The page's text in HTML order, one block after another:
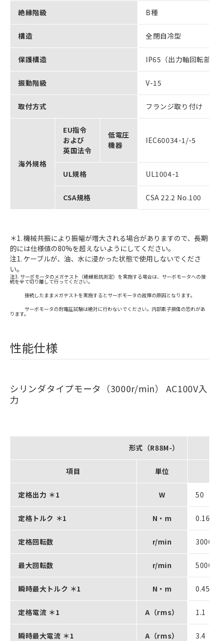
絶縁階級 B種
構造 全閉自冷型
保護構造 IP65（出力軸回転部
振動階級 V-15
取付方式 フランジ取り付け
海外規格
EU指令
および
英国法令
低電圧
機器
IEC60034-1/-5
UL規格 UL1004-1
CSA規格 CSA 22.2 No.100
＊1. 機械共振により振幅が増大される場合がありますので、長期
的には仕様値の80%を超えないようにしてください。
注1. ケーブルが、油、水に浸かった状態で使用しないでくださ
い。
注3. サーボモータのメガテスト（絶縁抵抗測定）を実施する場合は、サーボモータへの接
続を全て切り離して行ってください。
接続したままメガテストを実施するとサーボモータの故障の原因となります。
サーボモータの耐電圧試験は絶対に行わないでください。内部素子損傷の恐れがあ
ります。
性能仕様
シリンダタイプモータ（3000r/min） AC100V入
力
形式（R88M-）
項目 単位
定格出力 ＊1 W 50
定格トルク ＊1 N・m 0.16
定格回転数 r/min 3000
最大回転数 r/min 5000
瞬時最大トルク ＊1 N・m 0.45
定格電流 ＊1 A（rms） 1.1
瞬時最大電流 ＊1 A（rms） 3.4